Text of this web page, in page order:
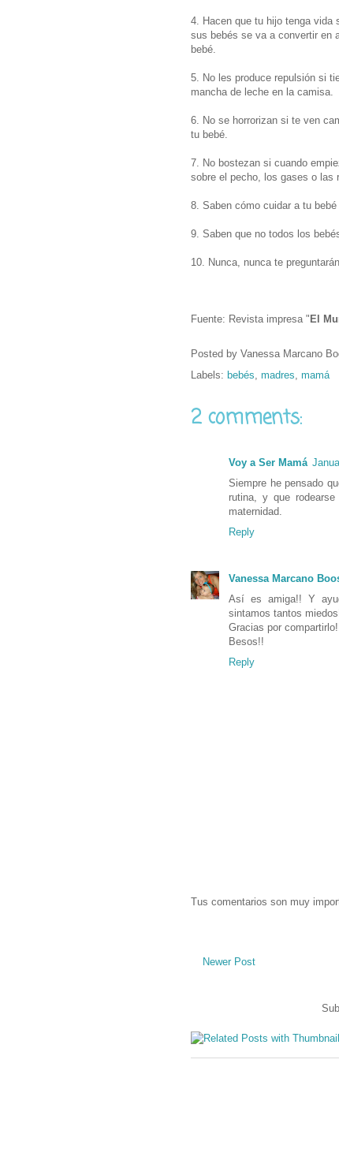
4. Hacen que tu hijo tenga vida
sus bebés se va a convertir en
bebé.
5. No les produce repulsión si
mancha de leche en la camisa.
6. No se horrorizan si te ven
tu bebé.
7. No bostezan si cuando
sobre el pecho, los gases o las
8. Saben cómo cuidar a tu
9. Saben que no todos los
10. Nunca, nunca te
Fuente: Revista impresa " El
Posted by Vanessa Marcano
Labels: bebés, madres, mamá
2 comments:
Voy a Ser Mamá
Siempre he pensado
rutina, y que
maternidad.
Reply
Vanessa Marcano
Así es amiga!! Y
sintamos tantos
Gracias por
Besos!!
Reply
Tus comentarios son muy
Newer Post